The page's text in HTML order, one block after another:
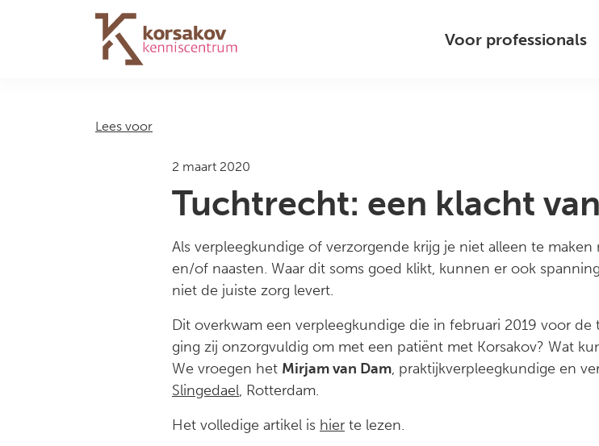
Navigation Voor professionals
Lees voor
2 maart 2020
Tuchtrecht: een klacht
Als verpleegkundige of verzorgende krijg je niet alleen te
en/of naasten. Waar dit soms goed klikt, kunnen er ook
niet de juiste zorg levert.
Dit overkwam een verpleegkundige die in februari 2019 voor
ging zij onzorgvuldig om met een patiënt met Korsakov? Wat
We vroegen het Mirjam van Dam, praktijkverpleegkundige en
Slingedael, Rotterdam.
Het volledige artikel is hier te lezen.